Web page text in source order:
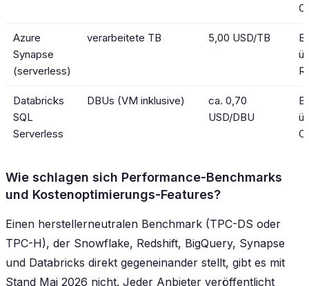
Azure
Synapse
(serverless)
verarbeitete TB 5,00 USD/TB
Databricks
SQL
Serverless
DBUs (VM inklusive)
ca. 0,70
USD/DBU
Wie schlagen sich Performance-Benchmarks
und Kostenoptimierungs-Features?
Einen herstellerneutralen Benchmark (TPC-DS oder
TPC-H), der Snowflake, Redshift, BigQuery, Synapse
und Databricks direkt gegeneinander stellt, gibt es mit
Stand Mai 2026 nicht. Jeder Anbieter veröffentlicht